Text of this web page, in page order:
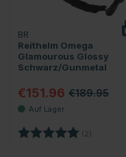
BR
Reithelm Omega
Glamourous Glossy
Schwarz/Gunmetal
€151.96 €189.95
Bewertung: (2)